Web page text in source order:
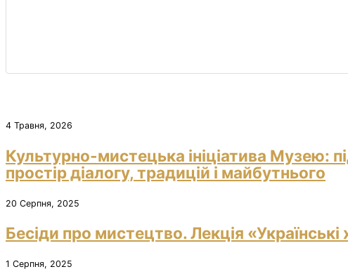
4 Травня, 2026
Культурно-мистецька ініціатива Музею:
простір діалогу, традицій і майбутнього
20 Серпня, 2025
Бесіди про мистецтво. Лекція
1 Серпня, 2025